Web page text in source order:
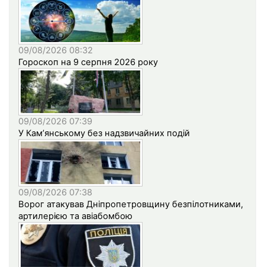
09/08/2026 08:32
Гороскоп на 9 серпня 2026 року
09/08/2026 07:39
У Кам’янському без надзвичайних подій
09/08/2026 07:38
Ворог атакував Дніпропетровщину безпілотниками,
артилерією та авіабомбою